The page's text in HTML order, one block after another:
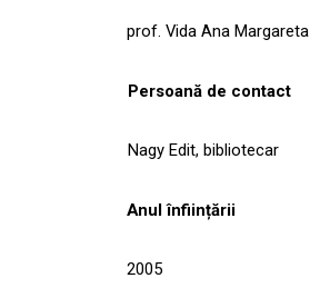
prof. Vida Ana Margareta
Persoană de contact
Nagy Edit, bibliotecar
Anul înființării
2005